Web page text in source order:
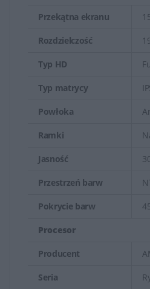
Przekątna ekranu
Rozdzielczość
Typ HD
Typ matrycy
Powłoka
Ramki
Jasność
Przestrzeń barw
Pokrycie barw
Procesor
Producent
Seria